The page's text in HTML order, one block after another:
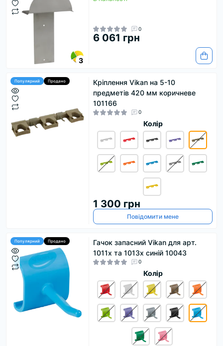
3
0
6 061 грн
Популярний Продано
Кріплення Vikan на 5-10
предметів 420 мм коричневе
101166
0
Колір
1 300 грн
Повідомити мене
Популярний Продано
Гачок запасний Vikan для арт.
1011х та 1013х синій 10043
0
Колір